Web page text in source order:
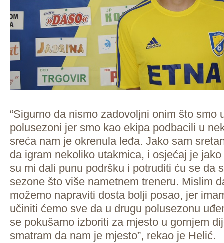
“Sigurno da nismo zadovoljni onim što smo
polusezoni jer smo kao ekipa podbacili u
sreća nam je okrenula leđa. Jako sam
da igram nekoliko utakmica, i osjećaj je
su mi dali punu podršku i potruditi ću se da
sezone što više nametnem treneru. Mislim
možemo napraviti dosta bolji posao, jer
učiniti ćemo sve da u drugu polusezonu
se pokušamo izboriti za mjesto u gornjem
smatram da nam je mjesto”, rekao je Helić.